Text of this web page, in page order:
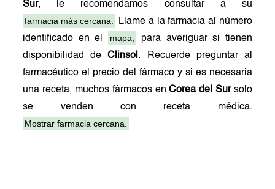
Sur, le recomendamos consultar a su
farmacia más cercana.
Llame a la farmacia al número
identificado en el
mapa,
para averiguar si tienen
disponibilidad deClinsol . Recuerde preguntar al
farmacéutico el precio del fármaco y si es necesaria
una receta, muchos fármacos enCorea del Sursolo
se venden con receta médica.
Mostrar farmacia cercana.